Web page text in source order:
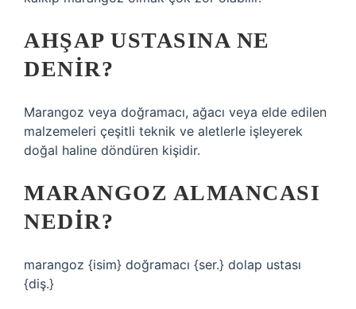
AHŞAP USTASINA NE
DENIR?
Marangoz veya doğramacı, ağacı veya elde edilen
malzemeleri çeşitli teknik ve aletlerle işleyerek
doğal haline döndüren kişidir.
MARANGOZ ALMANCASI
NEDIR?
marangoz {isim} doğramacı {ser.} dolap ustası
{diş.}